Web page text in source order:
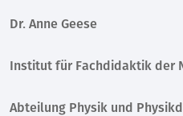
Dr. Anne Geese
Institut für Fachdidaktik der
Abteilung Physik und